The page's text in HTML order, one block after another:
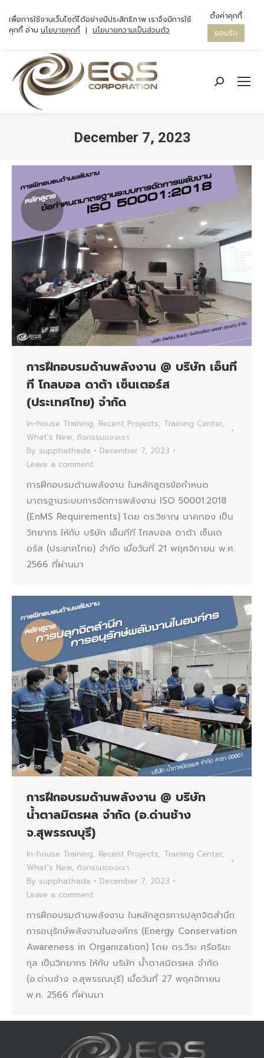
Search:
December 7, 2023
การฝึกอบรมด้านพลังงาน @ บริษัท เอ็นที
ที โกลบอล ดาต้า เซ็นเตอร์ส
(ประเทศไทย) จำกัด
In-house Training, Recent Projects, Training Center,
What's New, กิจกรรมของเรา
By supphathada
December 7, 2023
Leave a comment
การฝึกอบรมด้านพลังงาน ในหลักสูตรข้อกำหนด
มาตรฐานระบบการจัดการพลังงาน ISO 50001:2018
(EnMS Requirements) โดย ดร.วิชาญ นาคทอง เป็น
วิทยากร ให้กับ บริษัท เอ็นทีที โกลบอล ดาต้า เซ็นเต
อร์ส (ประเทศไทย) จำกัด เมื่อวันที่ 21 พฤศจิกายน พ.ศ.
2566 ที่ผ่านมา
การฝึกอบรมด้านพลังงาน @ บริษัท
น้ำตาลมิตรผล จำกัด (อ.ด่านช้าง
จ.สุพรรณบุรี)
In-house Training, Recent Projects, Training Center,
What's New, กิจกรรมของเรา
By supphathada
December 7, 2023
Leave a comment
การฝึกอบรมด้านพลังงาน ในหลักสูตรการปลุกจิตสำนึก
การอนุรักษ์พลังงานในองค์กร (Energy Conservation
Awareness in Organization) โดย ดร.วีระ ศรีอริยะ
กุล เป็นวิทยากร ให้กับ บริษัท น้ำตาลมิตรผล จำกัด
(อ.ด่านช้าง จ.สุพรรณบุรี) เมื่อวันที่ 27 พฤศจิกายน
พ.ศ. 2566 ที่ผ่านมา
เพื่อการใช้งานเว็บไซต์ได้อย่างมีประสิทธิภาพ เราจึงมีการใช้
คุกกี้ อ่าน นโยบายคุกกี้ | นโยบายความเป็นส่วนตัว
ตั้งค่าคุกกี้
ยอมรับ